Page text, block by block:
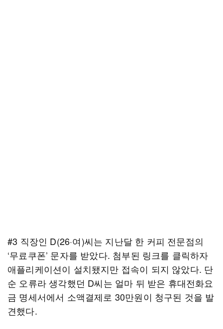
#3 직장인 D(26·여)씨는 지난달 한 커피 전문점의
‘무료쿠폰’ 문자를 받았다. 첨부된 링크를 클릭하자
애플리케이션이 설치됐지만 접속이 되지 않았다. 단
순 오류라 생각했던 D씨는 얼마 뒤 받은 휴대전화요
금 명세서에서 소액결제로 30만원이 청구된 것을 발
견했다.